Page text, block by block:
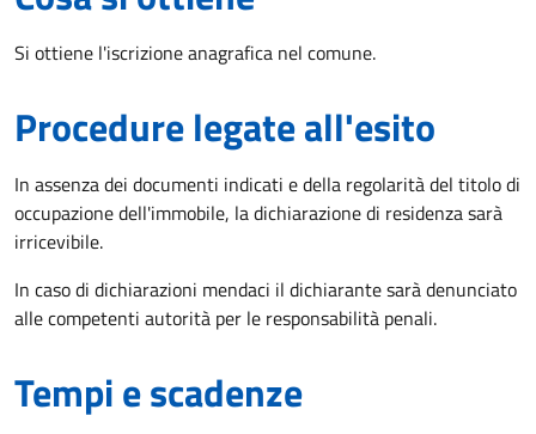
Si ottiene l'iscrizione anagrafica nel comune.
Procedure legate all'esito
In assenza dei documenti indicati e della regolarità del titolo di
occupazione dell'immobile, la dichiarazione di residenza sarà
irricevibile.
In caso di dichiarazioni mendaci il dichiarante sarà denunciato
alle competenti autorità per le responsabilità penali.
Tempi e scadenze